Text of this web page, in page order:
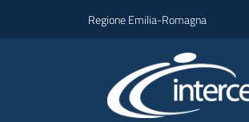
Regione Emilia-Romagna